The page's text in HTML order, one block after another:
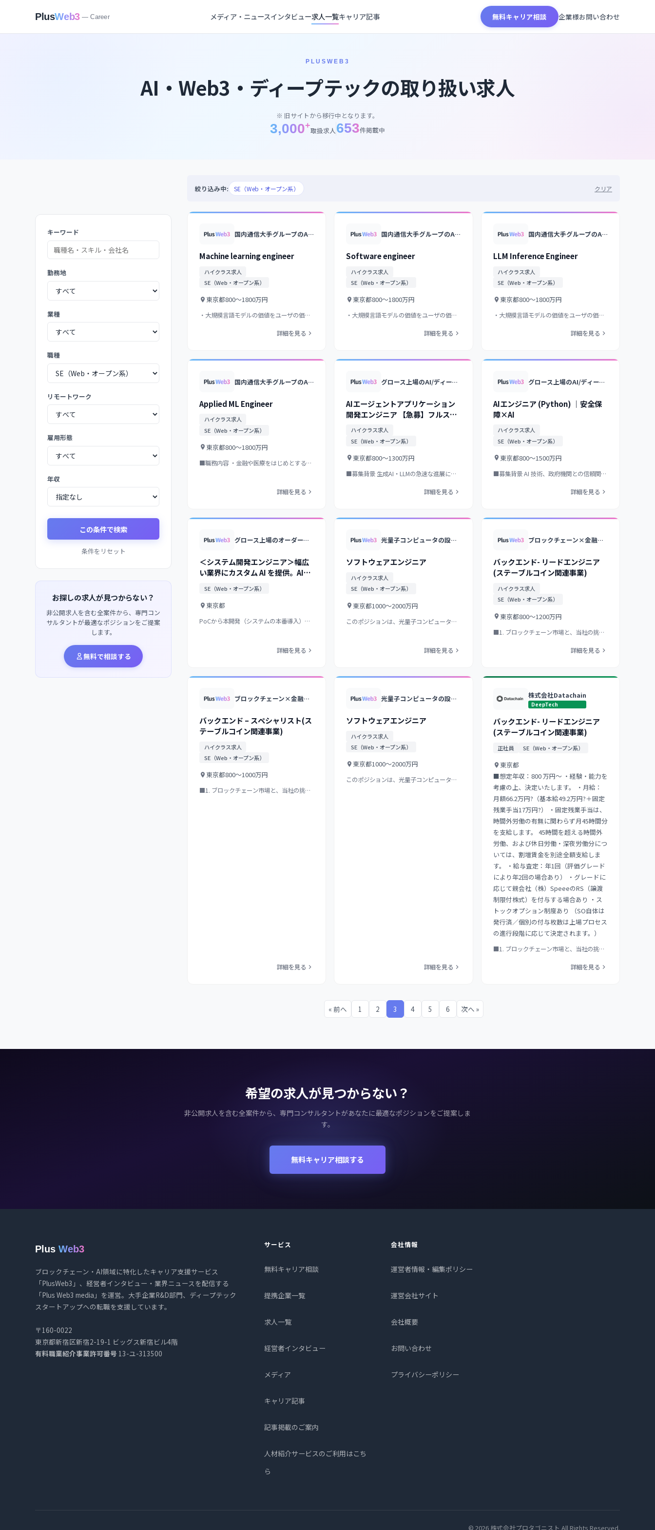
PlusWeb3 — Career メディア・ニュースインタビュー求人一覧キャリア記事 無料キャリア相談 企業様お問い合わせ
PLUSWEB3
AI・Web3・ディープテックの取り扱い求人
※ 旧サイトから移行中となります。
3,000+
取扱求人653件掲載中
キーワード
勤務地
業種
職種
リモートワーク
雇用形態
年収
この条件で検索
条件をリセット
お探しの求人が見つからない？
非公開求人を含む全案件から、専門コン
サルタントが最適なポジションをご提案
します。
無料で相談する
絞り込み中: SE（Web・オープン系） クリア
国内通信大手グループのAI子会社/日本語特化の大規模言語モデル開発/生成AIの研究開発から社会実装まで/グループ計算基盤を活用した国産LLM
Machine learning engineer
ハイクラス求人
SE（Web・オープン系）
東京都800〜1800万円
・大規模言語モデルの価値をユーザの価値
詳細を見る
国内通信大手グループのAI子会社/日本語特化の大規模言語モデル開発/生成AIの研究開発から社会実装まで/グループ計算基盤を活用した国産LLM
Software engineer
ハイクラス求人
SE（Web・オープン系）
東京都800〜1800万円
・大規模言語モデルの価値をユーザの価値
詳細を見る
国内通信大手グループのAI子会社/日本語特化の大規模言語モデル開発/生成AIの研究開発から社会実装まで/グループ計算基盤を活用した国産LLM
LLM Inference Engineer
ハイクラス求人
SE（Web・オープン系）
東京都800〜1800万円
・大規模言語モデルの価値をユーザの価値
詳細を見る
国内通信大手グループのAI子会社/日本語特化の大規模言語モデル開発/生成AIの研究開発から社会実装まで/グループ計算基盤を活用した国産LLM
Applied ML Engineer
ハイクラス求人
SE（Web・オープン系）
東京都800〜1800万円
■職務内容 ・金融や医療をはじめとするド
詳細を見る
グロース上場のAI/ディープラーニング特化型コンサル&開発企業/大手企業向けAIソリューションを多数提供/衛星画像解析等の独自プロダクト展開
AIエージェントアプリケーション
開発エンジニア 【急募】フルスタ
ック × 特定業務特化AIアプリ開発
（特にTypeScript・Mastra）
ハイクラス求人
SE（Web・オープン系）
東京都800〜1300万円
■募集背景 生成AI・LLMの急速な進展に伴
詳細を見る
グロース上場のAI/ディープラーニング特化型コンサル&開発企業/大手企業向けAIソリューションを多数提供/衛星画像解析等の独自プロダクト展開
AIエンジニア (Python) ｜安全保
障×AI
ハイクラス求人
SE（Web・オープン系）
東京都800〜1500万円
■募集背景 AI 技術、政府機関との信頼関
詳細を見る
グロース上場のオーダーメイドAI開発企業/大手製造業・大手金融・大手通信向けにカスタムAI開発を多数提供/独自LLMも展開
＜システム開発エンジニア＞幅広
い業界にカスタム AI を提供。AIを
システム上に実装する開発エンジ
ニア募集◢◤グロース上場◢◤フ
ルリモートOK◢◤
SE（Web・オープン系）
東京都
PoCから本開発（システムの本番導入）ま
詳細を見る
光量子コンピュータの設計・開発・研究を行うディープテックスタートアップ
ソフトウェアエンジニア
ハイクラス求人
SE（Web・オープン系）
東京都1000〜2000万円
このポジションは、光量子コンピュータに
詳細を見る
ブロックチェーン×金融領域のスタートアップ/プライム上場グループ傘下/異なるブロックチェーンを接続する独自インターオペラビリティ技術が強み
バックエンド- リードエンジニア
(ステーブルコイン関連事業)
ハイクラス求人
SE（Web・オープン系）
東京都800〜1200万円
■1. ブロックチェーン市場と、当社の挑戦
詳細を見る
ブロックチェーン×金融領域のスタートアップ/プライム上場グループ傘下/異なるブロックチェーンを接続する独自インターオペラビリティ技術が強み
バックエンド – スペシャリスト(ス
テーブルコイン関連事業)
ハイクラス求人
SE（Web・オープン系）
東京都800〜1000万円
■1. ブロックチェーン市場と、当社の挑戦
詳細を見る
光量子コンピュータの設計・開発・研究を行うディープテックスタートアップ
ソフトウェアエンジニア
ハイクラス求人
SE（Web・オープン系）
東京都1000〜2000万円
このポジションは、光量子コンピュータに
詳細を見る
株式会社Datachain
DeepTech
バックエンド- リードエンジニア
(ステーブルコイン関連事業)
正社員 SE（Web・オープン系）
東京都
■想定年収：800 万円～ ・経験・能力を
考慮の上、決定いたします。 ・月給：
月額66.2万円?（基本給49.2万円?＋固定
残業手当17万円?） ・固定残業手当は、
時間外労働の有無に関わらず月45時間分
を支給します。 45時間を超える時間外
労働、および休日労働・深夜労働分につ
いては、割増賃金を別途全額支給しま
す。 ・給与査定：年1回（評価グレード
により年2回の場合あり） ・グレードに
応じて親会社（株）SpeeeのRS（譲渡
制限付株式）を付与する場合あり ・ス
トックオプション制度あり （SO自体は
発行済／個別の付与枚数は上場プロセス
の進行段階に応じて決定されます。）
■1. ブロックチェーン市場と、当社の挑戦
詳細を見る
« 前へ 1 2 3 4 5 6 次へ »
希望の求人が見つからない？
非公開求人を含む全案件から、専門コンサルタントがあなたに最適なポジションをご提案しま
す。
無料キャリア相談する
Plus Web3
ブロックチェーン・AI領域に特化したキャリア支援サービス
「PlusWeb3」、経営者インタビュー・業界ニュースを配信する
「Plus Web3 media」を運営。大手企業R&D部門、ディープテック
スタートアップへの転職を支援しています。
〒160-0022
東京都新宿区新宿2-19-1 ビッグス新宿ビル4階
有料職業紹介事業許可番号 13-ユ-313500
サービス
無料キャリア相談
提携企業一覧
求人一覧
経営者インタビュー
メディア
キャリア記事
記事掲載のご案内
人材紹介サービスのご利用はこち
ら
会社情報
運営者情報・編集ポリシー
運営会社サイト
会社概要
お問い合わせ
プライバシーポリシー
© 2026 株式会社プロタゴニスト All Rights Reserved.